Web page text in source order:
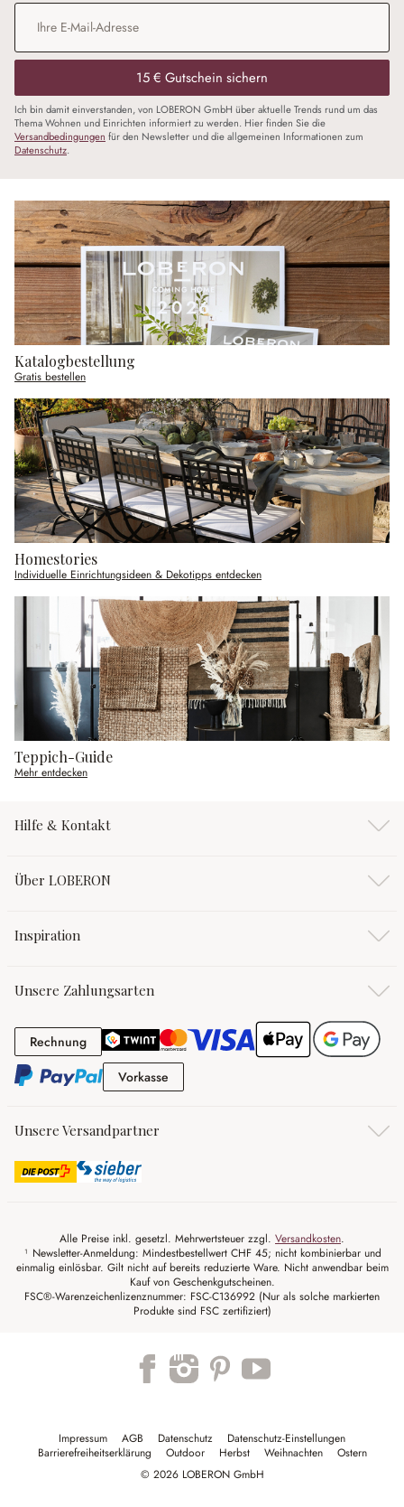
E-Mail-Adresse
15 € Gutschein sichern
Ich bin damit einverstanden, von LOBERON GmbH über aktuelle Trends rund um das
Thema Wohnen und Einrichten informiert zu werden. Hier finden Sie die
Versandbedingungen für den Newsletter und die allgemeinen Informationen zum
Datenschutz.
Katalogbestellung
Gratis bestellen
Homestories
Individuelle Einrichtungsideen & Dekotipps entdecken
Teppich-Guide
Mehr entdecken
Hilfe & Kontakt
Über LOBERON
Inspiration
Unsere Zahlungsarten
RechnungRechnung
Vorkasse
Unsere Versandpartner
Alle Preise inkl. gesetzl. Mehrwertsteuer zzgl. Versandkosten.
¹ Newsletter-Anmeldung: Mindestbestellwert CHF 45; nicht kombinierbar und
einmalig einlösbar. Gilt nicht auf bereits reduzierte Ware. Nicht anwendbar beim
Kauf von Geschenkgutscheinen.
FSC®-Warenzeichenlizenznummer: FSC-C136992 (Nur als solche markierten
Produkte sind FSC zertifiziert)
Impressum AGB Datenschutz
Datenschutz-Einstellungen
Barrierefreiheitserklärung
Outdoor Herbst Weihnachten
Ostern
© 2026 LOBERON GmbH